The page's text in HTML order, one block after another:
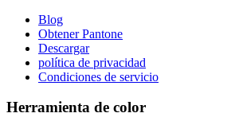
Blog
Obtener Pantone
Descargar
política de privacidad
Condiciones de servicio
Herramienta de color